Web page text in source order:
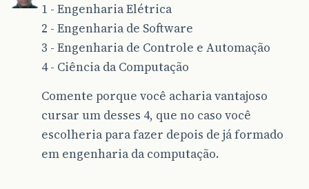
1 - Engenharia Elétrica
2 - Engenharia de Software
3 - Engenharia de Controle e Automação
4 - Ciência da Computação
Comente porque você acharia vantajoso
cursar um desses 4, que no caso você
escolheria para fazer depois de já formado
em engenharia da computação.